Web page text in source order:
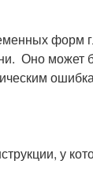
форм
Оно может
у